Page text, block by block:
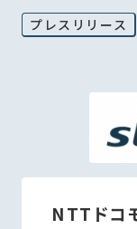
プレスリリース
NTTドコ